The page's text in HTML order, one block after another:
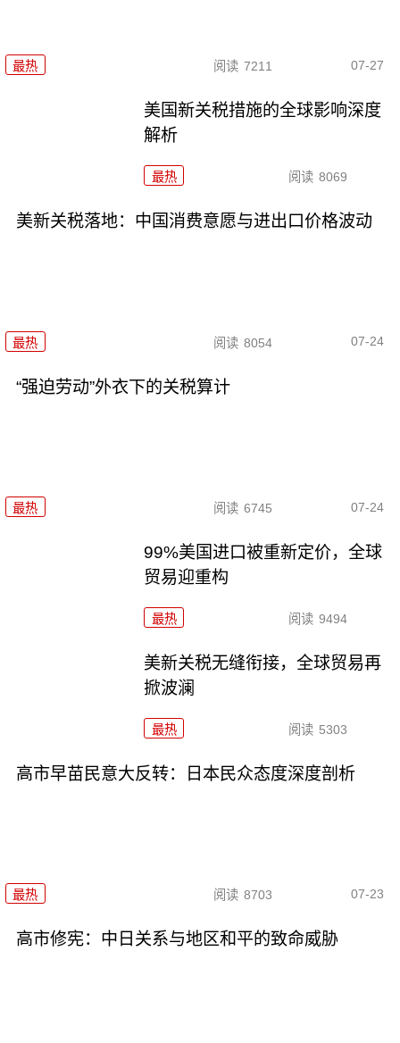
最热 阅读 7211 07-27
美国新关税措施的全球影响深度
解析
最热 阅读 8069
美新关税落地：中国消费意愿与进出口价格波动
最热 阅读 8054 07-24
“强迫劳动”外衣下的关税算计
最热 阅读 6745 07-24
99%美国进口被重新定价，全球
贸易迎重构
最热 阅读 9494
美新关税无缝衔接，全球贸易再
掀波澜
最热 阅读 5303
高市早苗民意大反转：日本民众态度深度剖析
最热 阅读 8703 07-23
高市修宪：中日关系与地区和平的致命威胁